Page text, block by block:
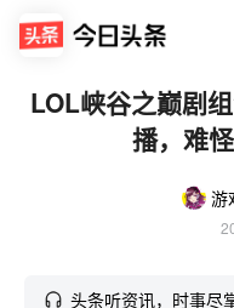
LOL峡谷之巅剧
播，难
游
头条听资讯，时事尽